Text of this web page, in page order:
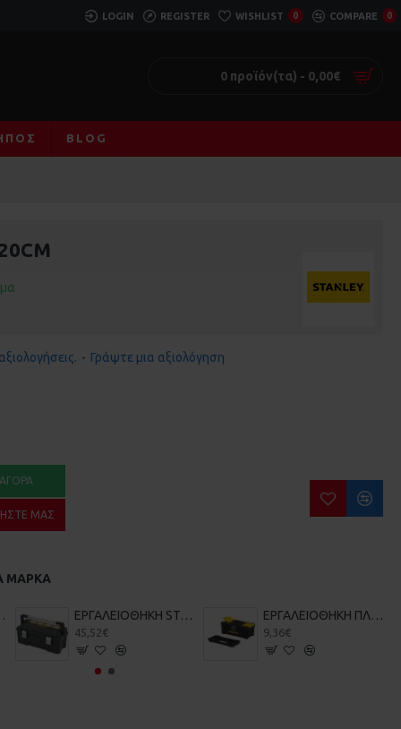
LOGIN REGISTER WISHLIST 0 COMPARE 0
0 προϊόν(τα) - 0,00€
BLOG
- Γράψτε μια αξιολόγηση
ΑΓΟΡΆ
ΜΑΣ
ΜΆΡΚΑ
0-22-500 EΡΓΑΛΕΙΟΘΗΚH STANLEY FMST1-75791
45,52€
EΡΓΑΛΕΙΟΘΗΚH ΠΛΑΣΤΙΚΗ STANLEY 16 ESSENSIAL STST1-75518
9,36€